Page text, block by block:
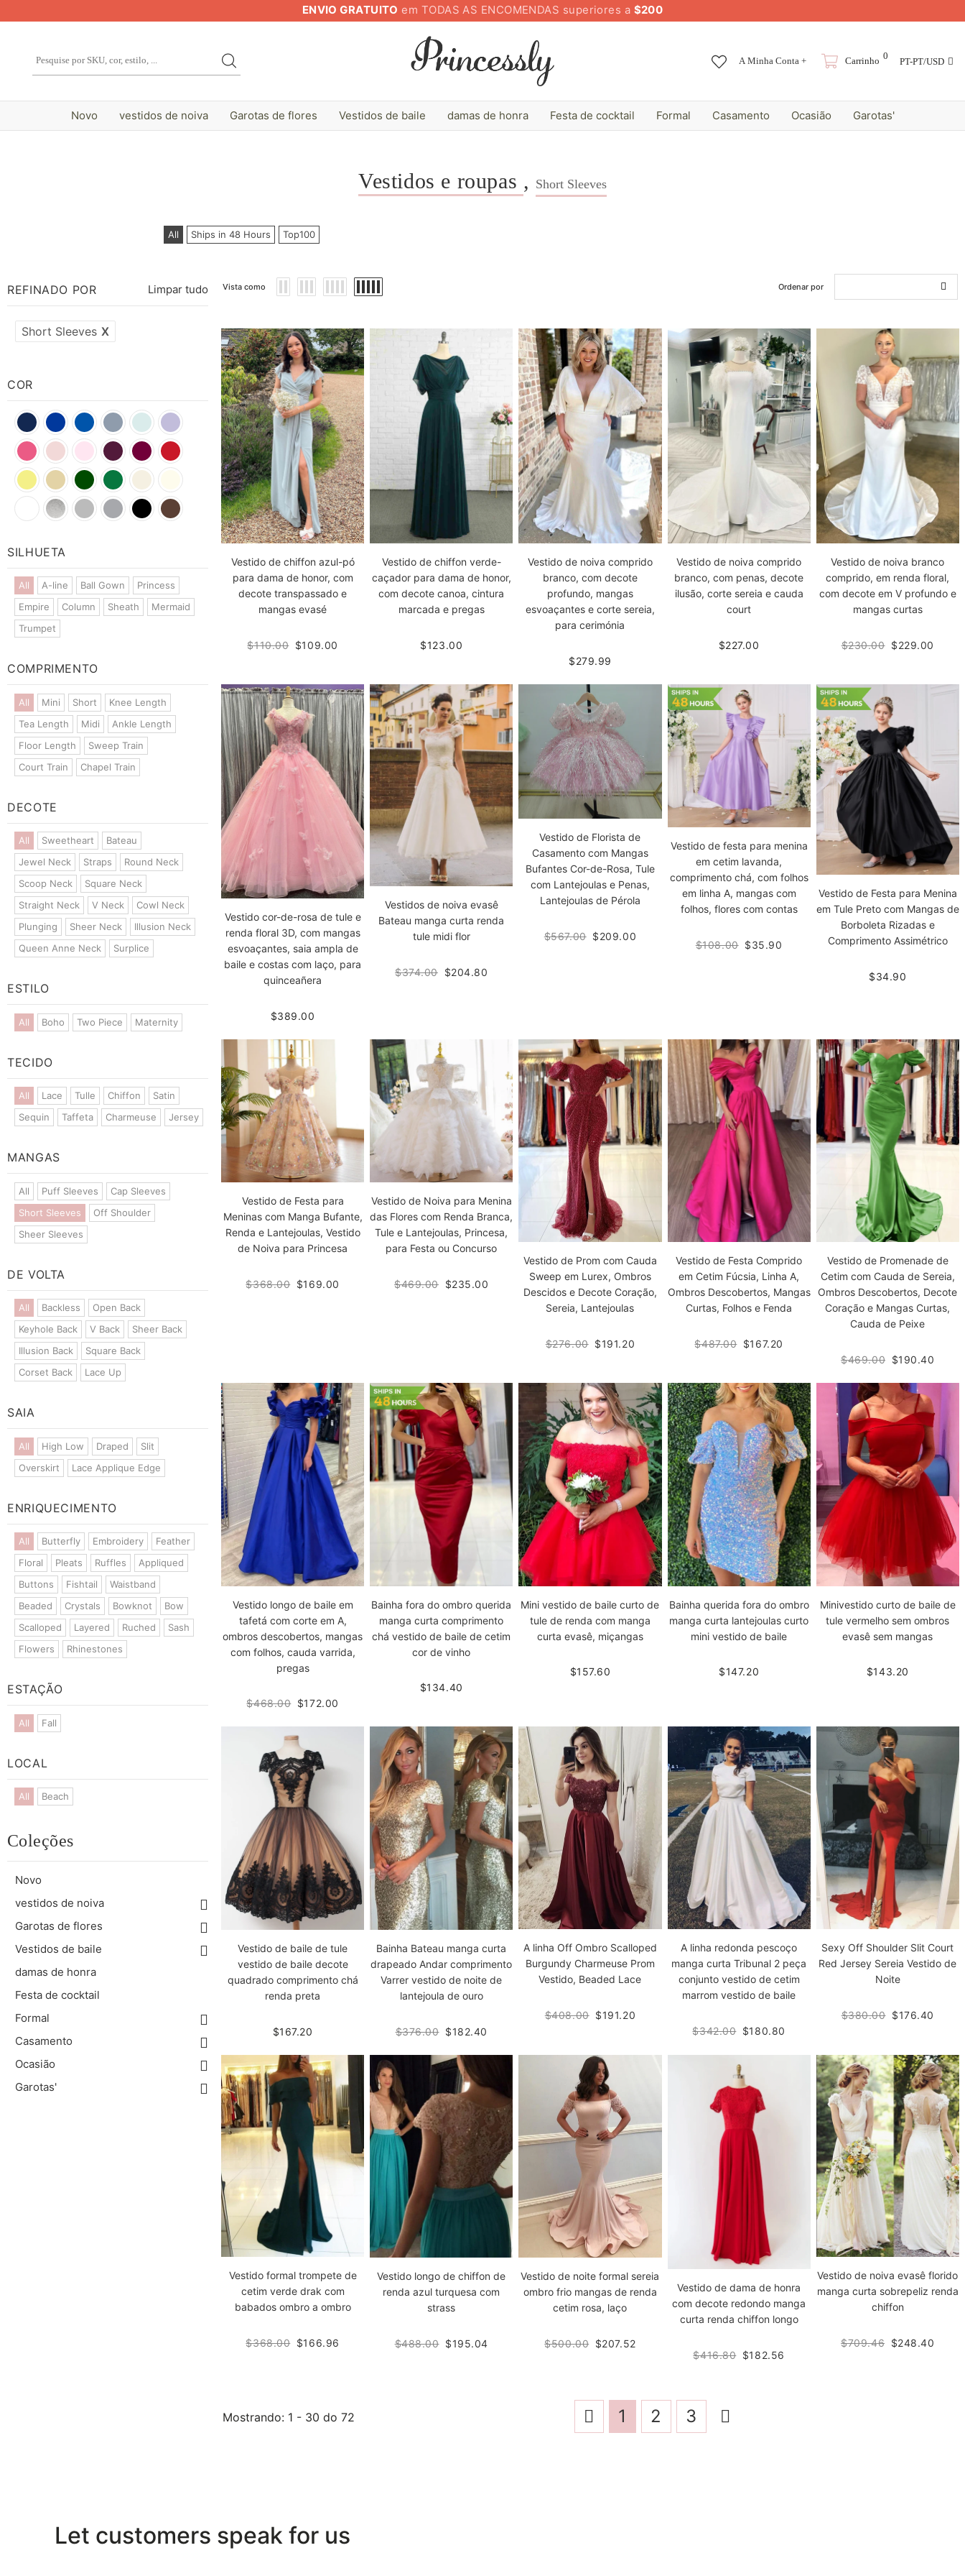
ENVIO GRATUITO em TODAS AS ENCOMENDAS superiores a $200
A Minha Conta + Carrinho 0 PT-PT/USD
Novo vestidos de noiva Garotas de flores Vestidos de baile damas de honra Festa de cocktail Formal Casamento Ocasião Garotas'
Vestidos e roupas , Short Sleeves
All Ships in 48 Hours Top100
REFINADO POR Limpar tudo
Short Sleeves X
COR
SILHUETA
All A-line Ball Gown
Princess
Empire
Column Sheath
Mermaid
Trumpet
COMPRIMENTO
All Mini Short
Knee Length
Tea Length
Midi
Ankle Length
Floor Length
Sweep Train
Court Train
Chapel Train
DECOTE
All Sweetheart
Bateau
Jewel Neck
Straps
Round Neck
Scoop Neck
Square Neck
Straight Neck
V Neck
Cowl Neck
Plunging
Sheer Neck
Illusion Neck
Queen Anne Neck
Surplice
ESTILO
All Boho Two Piece Maternity
TECIDO
All Lace Tulle Chiffon
Satin
Sequin
Taffeta Charmeuse Jersey
MANGAS
All Puff Sleeves
Cap Sleeves
Short Sleeves
Off Shoulder
Sheer Sleeves
DE VOLTA
All Backless
Open Back
Keyhole Back
V Back
Sheer Back
Illusion Back
Square Back
Corset Back
Lace Up
SAIA
All High Low Draped
Slit
Overskirt
Lace Applique Edge
ENRIQUECIMENTO
All Butterfly Embroidery
Feather
Floral
Pleats Ruffles
Appliqued
Buttons
Fishtail
Waistband
Beaded
Crystals Bowknot
Bow
Scalloped
Layered Ruched
Sash
Flowers
Rhinestones
ESTAÇÃO
All Fall
LOCAL
All Beach
Coleções
Novo
vestidos de noiva
Garotas de flores
Vestidos de baile
damas de honra
Festa de cocktail
Formal
Casamento
Ocasião
Garotas'
Vista como Ordenar por
Vestido de chiffon azul-pó
para dama de honor, com
decote transpassado e
mangas evasé
$110.00 $109.00
Vestido de chiffon verde-
caçador para dama de honor,
com decote canoa, cintura
marcada e pregas
$123.00
Vestido de noiva comprido
branco, com decote
profundo, mangas
esvoaçantes e corte sereia,
para cerimónia
$279.99
Vestido de noiva comprido
branco, com penas, decote
ilusão, corte sereia e cauda
court
$227.00
Vestido de noiva branco
comprido, em renda floral,
com decote em V profundo e
mangas curtas
$230.00 $229.00
Vestido cor-de-rosa de tule e
renda floral 3D, com mangas
esvoaçantes, saia ampla de
baile e costas com laço, para
quinceañera
$389.00
Vestidos de noiva evasê
Bateau manga curta renda
tule midi flor
$374.00 $204.80
Vestido de Florista de
Casamento com Mangas
Bufantes Cor-de-Rosa, Tule
com Lantejoulas e Penas,
Lantejoulas de Pérola
$567.00 $209.00
Vestido de festa para menina
em cetim lavanda,
comprimento chá, com folhos
em linha A, mangas com
folhos, flores com contas
$108.00 $35.90
Vestido de Festa para Menina
em Tule Preto com Mangas de
Borboleta Rizadas e
Comprimento Assimétrico
$34.90
Vestido de Festa para
Meninas com Manga Bufante,
Renda e Lantejoulas, Vestido
de Noiva para Princesa
$368.00 $169.00
Vestido de Noiva para Menina
das Flores com Renda Branca,
Tule e Lantejoulas, Princesa,
para Festa ou Concurso
$469.00 $235.00
Vestido de Prom com Cauda
Sweep em Lurex, Ombros
Descidos e Decote Coração,
Sereia, Lantejoulas
$276.00 $191.20
Vestido de Festa Comprido
em Cetim Fúcsia, Linha A,
Ombros Descobertos, Mangas
Curtas, Folhos e Fenda
$487.00 $167.20
Vestido de Promenade de
Cetim com Cauda de Sereia,
Ombros Descobertos, Decote
Coração e Mangas Curtas,
Cauda de Peixe
$469.00 $190.40
Vestido longo de baile em
tafetá com corte em A,
ombros descobertos, mangas
com folhos, cauda varrida,
pregas
$468.00 $172.00
Bainha fora do ombro querida
manga curta comprimento
chá vestido de baile de cetim
cor de vinho
$134.40
Mini vestido de baile curto de
tule de renda com manga
curta evasê, miçangas
$157.60
Bainha querida fora do ombro
manga curta lantejoulas curto
mini vestido de baile
$147.20
Minivestido curto de baile de
tule vermelho sem ombros
evasê sem mangas
$143.20
Vestido de baile de tule
vestido de baile decote
quadrado comprimento chá
renda preta
$167.20
Bainha Bateau manga curta
drapeado Andar comprimento
Varrer vestido de noite de
lantejoula de ouro
$376.00 $182.40
A linha Off Ombro Scalloped
Burgundy Charmeuse Prom
Vestido, Beaded Lace
$408.00 $191.20
A linha redonda pescoço
manga curta Tribunal 2 peça
conjunto vestido de cetim
marrom vestido de baile
$342.00 $180.80
Sexy Off Shoulder Slit Court
Red Jersey Sereia Vestido de
Noite
$380.00 $176.40
Vestido formal trompete de
cetim verde drak com
babados ombro a ombro
$368.00 $166.96
Vestido longo de chiffon de
renda azul turquesa com
strass
$488.00 $195.04
Vestido de noite formal sereia
ombro frio mangas de renda
cetim rosa, laço
$500.00 $207.52
Vestido de dama de honra
com decote redondo manga
curta renda chiffon longo
$416.80 $182.56
Vestido de noiva evasê florido
manga curta sobrepeliz renda
chiffon
$709.46 $248.40
Mostrando: 1 - 30 do 72 1 2 3
Let customers speak for us